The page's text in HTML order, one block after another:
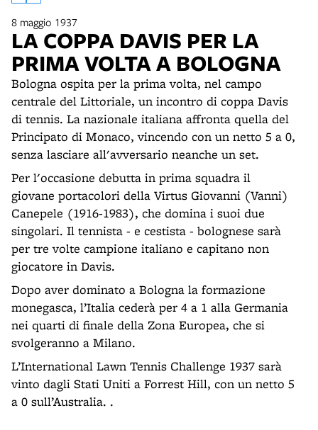
8 maggio 1937
LA COPPA DAVIS PER LA
PRIMA VOLTA A BOLOGNA
Bologna ospita per la prima volta, nel campo
centrale del Littoriale, un incontro di coppa Davis
di tennis. La nazionale italiana affronta quella del
Principato di Monaco, vincendo con un netto 5 a 0,
senza lasciare all'avversario neanche un set.
Per l'occasione debutta in prima squadra il
giovane portacolori della Virtus Giovanni (Vanni)
Canepele (1916-1983), che domina i suoi due
singolari. Il tennista - e cestista - bolognese sarà
per tre volte campione italiano e capitano non
giocatore in Davis.
Dopo aver dominato a Bologna la formazione
monegasca, l’Italia cederà per 4 a 1 alla Germania
nei quarti di finale della Zona Europea, che si
svolgeranno a Milano.
L’International Lawn Tennis Challenge 1937 sarà
vinto dagli Stati Uniti a Forrest Hill, con un netto 5
a 0 sull’Australia. .